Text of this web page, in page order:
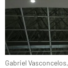
Gabriel